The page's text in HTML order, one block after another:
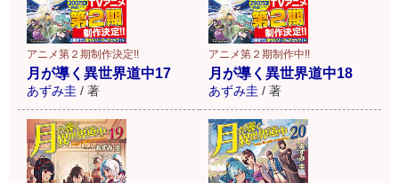
アニメ第２期制作決定!!
月が導く異世界道中17
あずみ圭 / 著
アニメ第２期制作中!!
月が導く異世界道中18
あずみ圭 / 著